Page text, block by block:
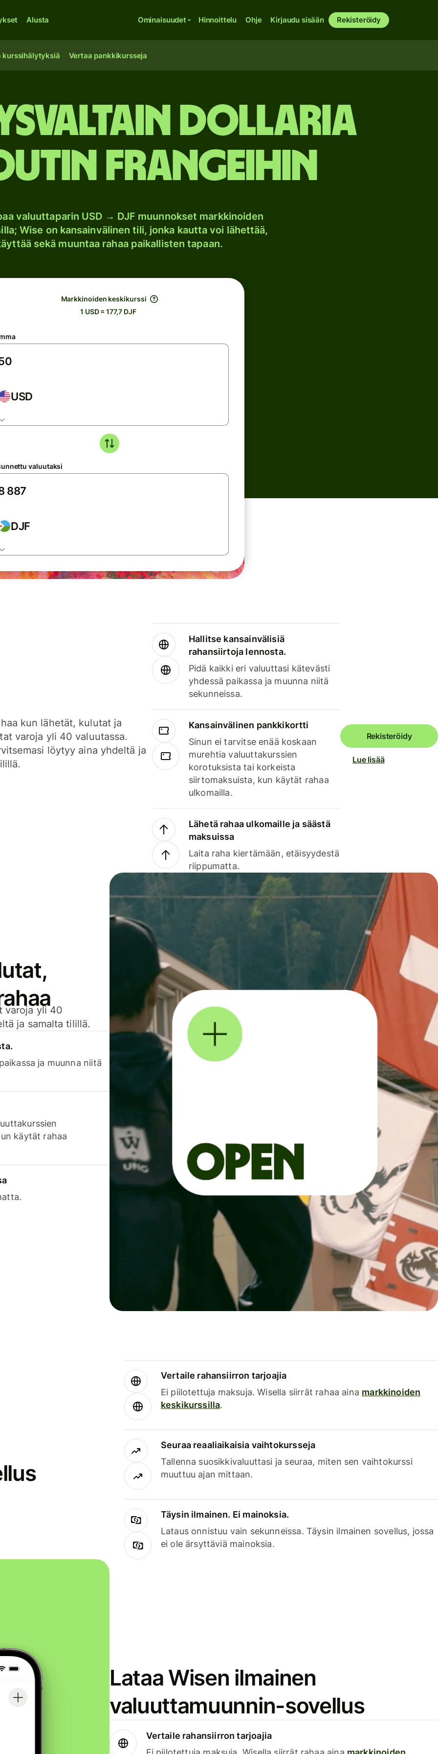
Alusta Ominaisuudet Hinnoittelu Ohje Kirjaudu sisään Rekisteröidy
kurssihälytyksiä Vertaa pankkikursseja
dollaria
frangeihin
valuuttaparin USD → DJF muunnokset markkinoiden
Wise on kansainvälinen tili, jonka kautta voi lähettää,
sekä muuntaa rahaa paikallisten tapaan.
Markkinoiden keskikurssi
1 USD = 177,7 DJF
USD
valuutaksi
DJF
kun lähetät, kulutat ja
varoja yli 40 valuutassa.
löytyy aina yhdeltä ja
Hallitse kansainvälisiä
rahansiirtoja lennosta.
Pidä kaikki eri valuuttasi kätevästi
yhdessä paikassa ja muunna niitä
sekunneissa.
Kansainvälinen pankkikortti
Sinun ei tarvitse enää koskaan
murehtia valuuttakurssien
korotuksista tai korkeista
siirtomaksuista, kun käytät rahaa
ulkomailla.
Lähetä rahaa ulkomaille ja säästä
maksuissa
Laita raha kiertämään, etäisyydestä
riippumatta.
Rekisteröidy
Lue lisää
varoja yli 40
ja samalta tilillä.
ja muunna niitä
käytät rahaa
Vertaile rahansiirron tarjoajia
Ei piilotettuja maksuja. Wisella siirrät rahaa aina markkinoiden
keskikurssilla.
Seuraa reaaliaikaisia vaihtokursseja
Tallenna suosikkivaluuttasi ja seuraa, miten sen vaihtokurssi
muuttuu ajan mittaan.
Täysin ilmainen. Ei mainoksia.
Lataus onnistuu vain sekunneissa. Täysin ilmainen sovellus, jossa
ei ole ärsyttäviä mainoksia.
Lataa Wisen ilmainen
valuuttamuunnin-sovellus
Vertaile rahansiirron tarjoajia